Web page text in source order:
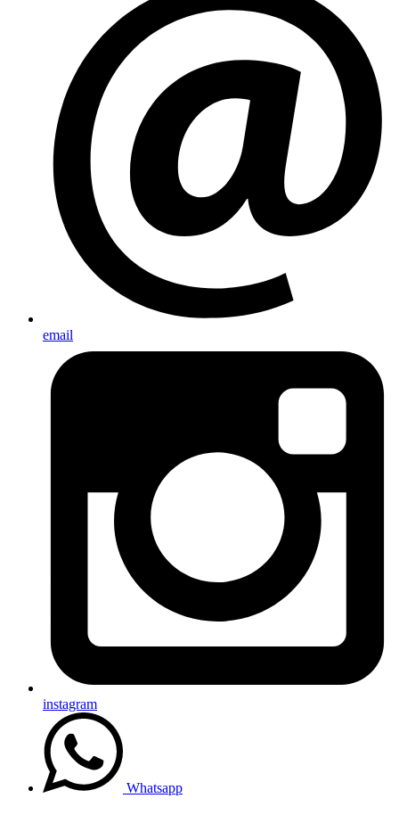
email
instagram
Whatsapp